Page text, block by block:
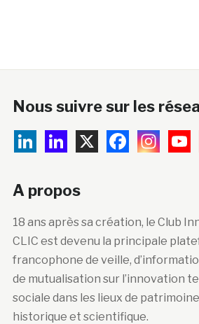
Nous suivre sur les
A propos
18 ans après sa création, le Club
CLIC est devenu la principale
francophone de veille,
de mutualisation sur l’innovation
sociale dans les lieux de
historique et scientifique.